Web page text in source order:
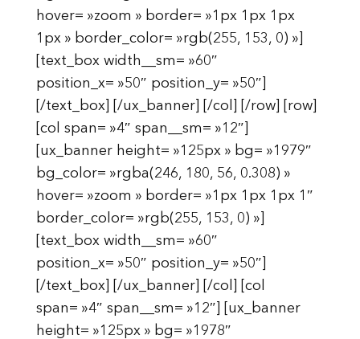
hover= »zoom » border= »1px 1px 1px
1px » border_color= »rgb(255, 153, 0) »]
[text_box width__sm= »60″
position_x= »50″ position_y= »50″]
[/text_box] [/ux_banner] [/col] [/row] [row]
[col span= »4″ span__sm= »12″]
[ux_banner height= »125px » bg= »1979″
bg_color= »rgba(246, 180, 56, 0.308) »
hover= »zoom » border= »1px 1px 1px 1″
border_color= »rgb(255, 153, 0) »]
[text_box width__sm= »60″
position_x= »50″ position_y= »50″]
[/text_box] [/ux_banner] [/col] [col
span= »4″ span__sm= »12″] [ux_banner
height= »125px » bg= »1978″